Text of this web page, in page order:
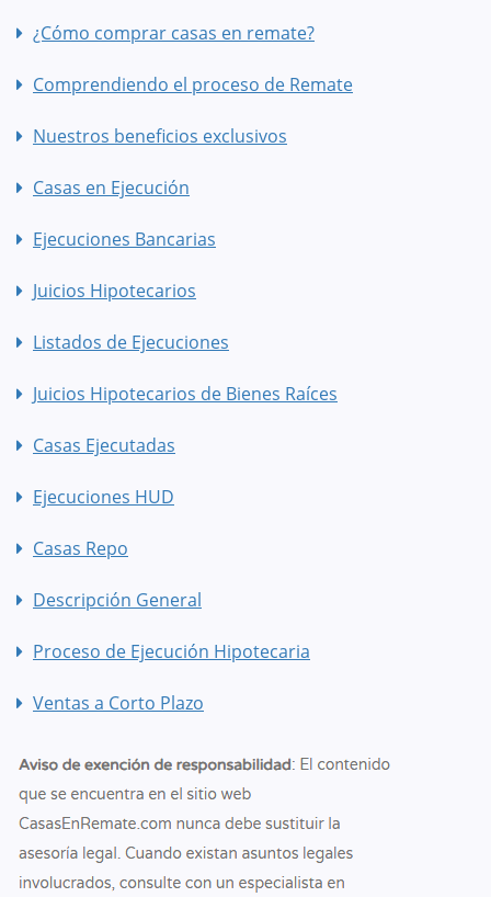
¿Cómo comprar casas en remate?
Comprendiendo el proceso de Remate
Nuestros beneficios exclusivos
Casas en Ejecución
Ejecuciones Bancarias
Juicios Hipotecarios
Listados de Ejecuciones
Juicios Hipotecarios de Bienes Raíces
Casas Ejecutadas
Ejecuciones HUD
Casas Repo
Descripción General
Proceso de Ejecución Hipotecaria
Ventas a Corto Plazo